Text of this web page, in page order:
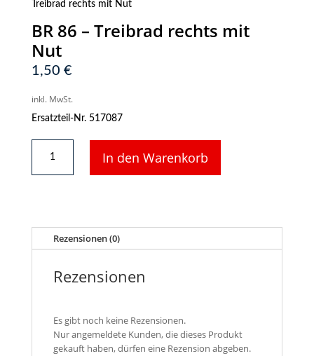
Treibrad rechts mit Nut
BR 86 – Treibrad rechts mit
Nut
1,50 €
inkl. MwSt.
Ersatzteil-Nr. 517087
-
Nut
Menge
In den Warenkorb
Rezensionen (0)
Rezensionen
Es gibt noch keine Rezensionen.
Nur angemeldete Kunden, die dieses Produkt
gekauft haben, dürfen eine Rezension abgeben.